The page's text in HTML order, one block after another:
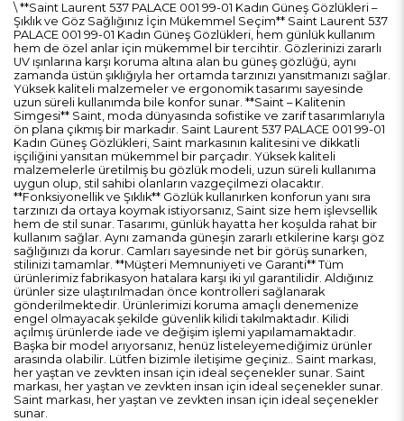
\ **Saint Laurent 537 PALACE 001 99-01 Kadın Güneş Gözlükleri –
Şıklık ve Göz Sağlığınız İçin Mükemmel Seçim** Saint Laurent 537
PALACE 001 99-01 Kadın Güneş Gözlükleri, hem günlük kullanım
hem de özel anlar için mükemmel bir tercihtir. Gözlerinizi zararlı
UV ışınlarına karşı koruma altına alan bu güneş gözlüğü, aynı
zamanda üstün şıklığıyla her ortamda tarzınızı yansıtmanızı sağlar.
Yüksek kaliteli malzemeler ve ergonomik tasarımı sayesinde
uzun süreli kullanımda bile konfor sunar. **Saint – Kalitenin
Simgesi** Saint, moda dünyasında sofistike ve zarif tasarımlarıyla
ön plana çıkmış bir markadır. Saint Laurent 537 PALACE 001 99-01
Kadın Güneş Gözlükleri, Saint markasının kalitesini ve dikkatli
işçiliğini yansıtan mükemmel bir parçadır. Yüksek kaliteli
malzemelerle üretilmiş bu gözlük modeli, uzun süreli kullanıma
uygun olup, stil sahibi olanların vazgeçilmezi olacaktır.
**Fonksiyonellik ve Şıklık** Gözlük kullanırken konforun yanı sıra
tarzınızı da ortaya koymak istiyorsanız, Saint size hem işlevsellik
hem de stil sunar. Tasarımı, günlük hayatta her koşulda rahat bir
kullanım sağlar. Aynı zamanda güneşin zararlı etkilerine karşı göz
sağlığınızı da korur. Camları sayesinde net bir görüş sunarken,
stilinizi tamamlar. **Müşteri Memnuniyeti ve Garanti** Tüm
ürünlerimiz fabrikasyon hatalara karşı iki yıl garantilidir. Aldığınız
ürünler size ulaştırılmadan önce kontrolleri sağlanarak
gönderilmektedir. Ürünlerimizi koruma amaçlı denemenize
engel olmayacak şekilde güvenlik kilidi takılmaktadır. Kilidi
açılmış ürünlerde iade ve değişim işlemi yapılamamaktadır.
Başka bir model arıyorsanız, henüz listeleyemediğimiz ürünler
arasında olabilir. Lütfen bizimle iletişime geçiniz.. Saint markası,
her yaştan ve zevkten insan için ideal seçenekler sunar. Saint
markası, her yaştan ve zevkten insan için ideal seçenekler sunar.
Saint markası, her yaştan ve zevkten insan için ideal seçenekler
sunar.